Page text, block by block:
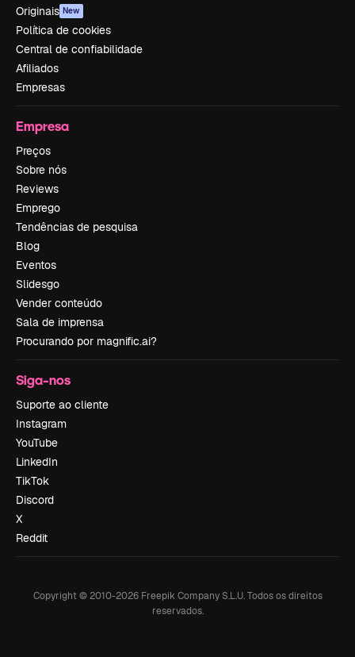
Originais New
Política de cookies
Central de confiabilidade
Afiliados
Empresas
Empresa
Preços
Sobre nós
Reviews
Emprego
Tendências de pesquisa
Blog
Eventos
Slidesgo
Vender conteúdo
Sala de imprensa
Procurando por magnific.ai?
Siga-nos
Suporte ao cliente
Instagram
YouTube
LinkedIn
TikTok
Discord
X
Reddit
Copyright © 2010-2026Freepik Company S.L.U. Todos os direitos
reservados.